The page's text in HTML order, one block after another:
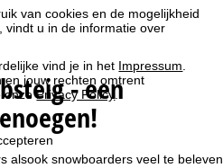
van cookies en de mogelijkheid
vindt u in de informatie over
vind je in het Impressum
en jouw rechten omtrent
onzePrivacy Policy.
- een
alsook snowboarders veel te beleven